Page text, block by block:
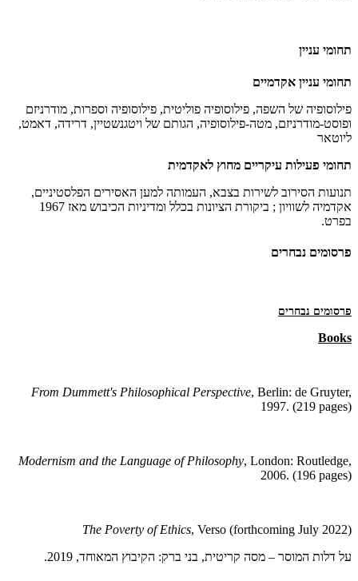
תחומי עניין
תחומי עניין אקדמיים
פילוסופיה של השפה, פילוסופיה פוליטית, פילוסופיה וספרות, מודרניזם
ופוסט-מודרניזם, מטה-פילוסופיה, הגותם של ויטגנשטיין, דרידה, דאמט,
ליוטאר
תחומי פעילות עיקריים מחוץ לאקדמית
תנועות הסירוב לשירות בצבא, העמותה למען האסירים הפלסטיניים,
אקדמיה לשוויון ; ביקורת הציונות בכלל ומדיניות הכיבוש מאז 1967
בפרט.
פרסומים נבחרים
פרסומים נבחרים
Books
From Dummett's Philosophical Perspective, Berlin: de Gruyter,
1997. (219 pages)
Modernism and the Language of Philosophy, London: Routledge,
2006. (196 pages)
The Poverty of Ethics, Verso (forthcoming July 2022)
על דלות המוסר – מסה קריטית, בני ברק: הקיבוץ המאוחד, 2019.